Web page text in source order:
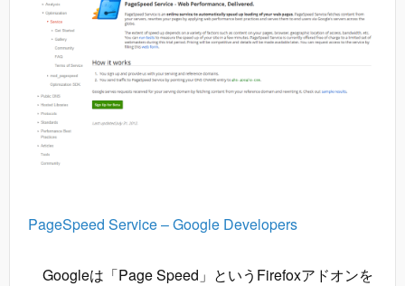
PageSpeed Service – Google Developers
Googleは「Page Speed」というFirefoxアドオンを